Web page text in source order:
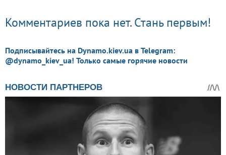
Комментариев пока нет. Стань первым!
Подписывайтесь на Dynamo.kiev.ua в Telegram:
@dynamo_kiev_ua! Только самые горячие новости